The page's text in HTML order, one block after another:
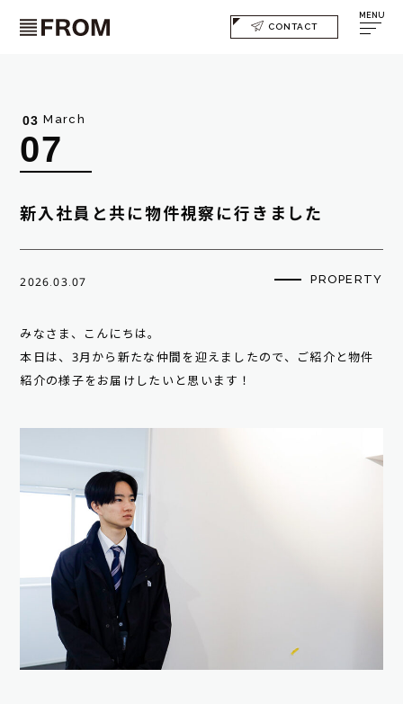
CONTACT
MENU
03 March
07
新入社員と共に物件視察に行きました
2026.03.07 PROPERTY
みなさま、こんにちは。
本日は、3月から新たな仲間を迎えましたので、ご紹介と物件
紹介の様子をお届けしたいと思います！